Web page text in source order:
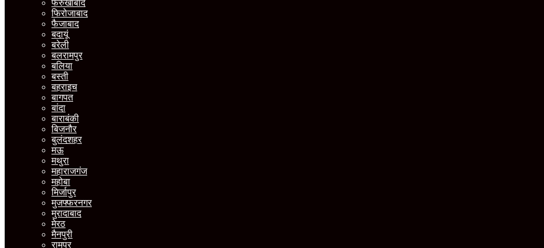
फर्रुखाबाद
फिरोजाबाद
फैजाबाद
बदायूं
बरेली
बलरामपुर
बलिया
बस्ती
बहराइच
बागपत
बांदा
बाराबंकी
बिजनौर
बुलंदशहर
मऊ
मथुरा
महाराजगंज
महोबा
मिर्जापुर
मुजफ्फरनगर
मुरादाबाद
मेरठ
मैनपुरी
रामपुर